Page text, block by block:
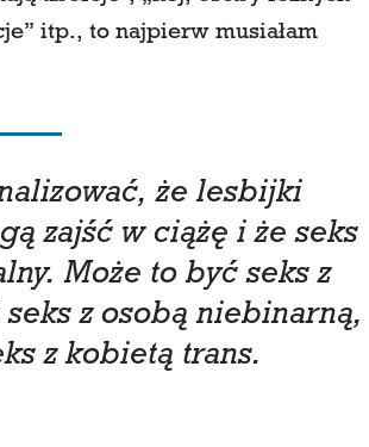
itp., to najpierw musiałam
że lesbijki
zajść w ciążę i że seks
Może to być seks z
z osobą niebinarną,
z kobietą trans.